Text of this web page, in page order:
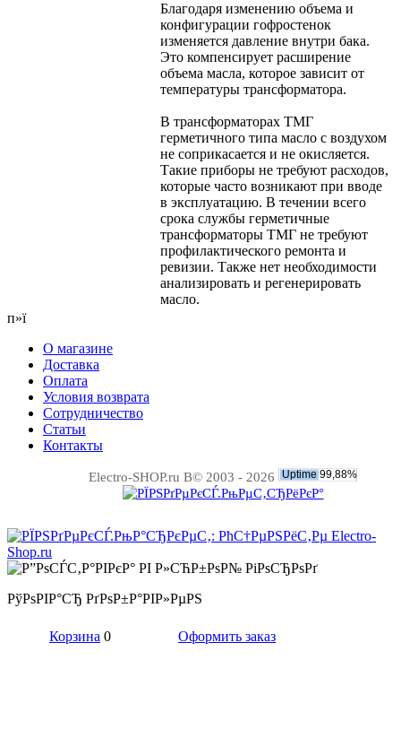
Благодаря изменению объема и
конфигурации гофростенок
изменяется давление внутри бака.
Это компенсирует расширение
объема масла, которое зависит от
температуры трансформатора.
В трансформаторах ТМГ
герметичного типа масло с воздухом
не соприкасается и не окисляется.
Такие приборы не требуют расходов,
которые часто возникают при вводе
в эксплуатацию. В течении всего
срока службы герметичные
трансформаторы ТМГ не требуют
профилактического ремонта и
ревизии. Также нет необходимости
анализировать и регенерировать
масло.
п»ї
О магазине
Доставка
Оплата
Условия возврата
Сотрудничество
Статьи
Контакты
Electro-SHOP.ru В© 2003 - 2026
РўРѕРІР°СЂ РґРѕР±Р°РІР»РµРЅ
Корзина 0 Оформить заказ